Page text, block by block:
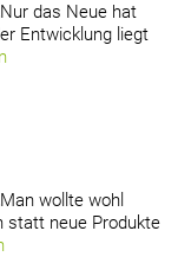
das Neue hat
Entwicklung liegt
wollte wohl
statt neue Produkte